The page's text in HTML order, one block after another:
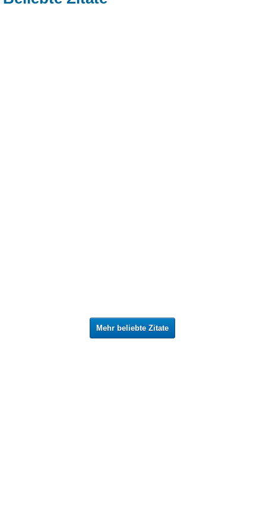
Mehr beliebte Zitate